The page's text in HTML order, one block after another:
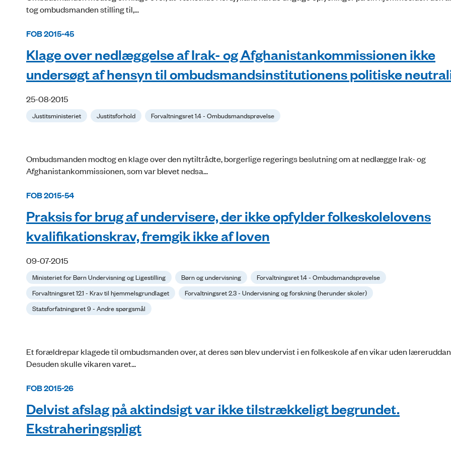
tog ombudsmanden stilling til,...
FOB 2015-45
Klage over nedlæggelse af Irak- og Afghanistankommissionen ikke
undersøgt af hensyn til ombudsmandsinstitutionens politiske
25-08-2015
Justitsministeriet Justitsforhold Forvaltningsret 1.4 - Ombudsmandsprøvelse
Ombudsmanden modtog en klage over den nytiltrådte, borgerlige regerings beslutning om at nedlægge Irak- og
Afghanistankommissionen, som var blevet nedsa...
FOB 2015-54
Praksis for brug af undervisere, der ikke opfylder folkeskolelovens
kvalifikationskrav, fremgik ikke af loven
09-07-2015
Ministeriet for Børn Undervisning og Ligestilling Børn og undervisning
Forvaltningsret 1.4 - Ombudsmandsprøvelse
Forvaltningsret 12.1 - Krav til hjemmelsgrundlaget
Forvaltningsret 2.3 - Undervisning og forskning (herunder skoler)
Statsforfatningsret 9 - Andre spørgsmål
Et forældrepar klagede til ombudsmanden over, at deres søn blev undervist i en folkeskole af en vikar uden
Desuden skulle vikaren varet...
FOB 2015-26
Delvist afslag på aktindsigt var ikke tilstrækkeligt begrundet.
Ekstraheringspligt